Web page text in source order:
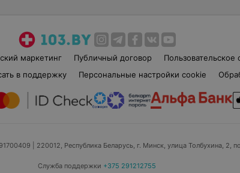
маркетинг Публичный договор Пользовательское
в поддержку Персональные настройки cookie
| 220012, Республика Беларусь, г. Минск, улица Толбухина, 2,
Служба поддержки +375 291212755